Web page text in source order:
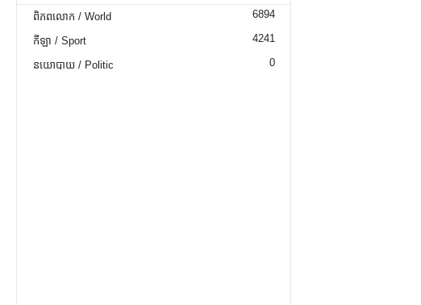
ពិភពលោក / World 6894
កីឡា / Sport 4241
នយោបាយ / Politic 0